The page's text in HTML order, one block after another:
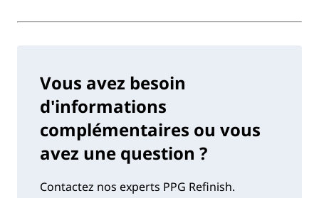
Vous avez besoin
d'informations
complémentaires ou vous
avez une question ?
Contactez nos experts PPG Refinish.